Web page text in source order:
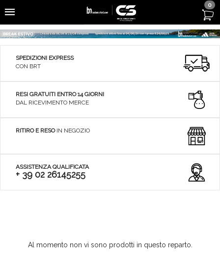
0
SPEDIZIONI EXPRESS
CON BRT
RESI GRATUITI ENTRO 14 GIORNI
DAL RICEVIMENTO MERCE
RITIRO E RESOIN NEGOZIO
ASSISTENZA QUALIFICATA
+ 39 02 26145255
Al momento non vi sono prodotti in questo reparto.